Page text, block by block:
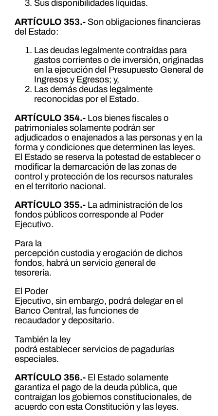
Sus disponibilidades líquidas.
ARTÍCULO 353.- Son obligaciones financieras
del Estado:
Las deudas legalmente contraídas para
gastos corrientes o de inversión, originadas
en la ejecución del Presupuesto General de
Ingresos y Egresos; y,
Las demás deudas legalmente
reconocidas por el Estado.
ARTÍCULO 354.-Los bienes fiscales o
patrimoniales solamente podrán ser
adjudicados o enajenados a las personas y en la
forma y condiciones que determinen las leyes.
El Estado se reserva la potestad de establecer o
modificar la demarcación de las zonas de
control y protección de los recursos naturales
en el territorio nacional.
ARTÍCULO 355.-La administración de los
fondos públicos corresponde al Poder
Ejecutivo.
Para la
percepción custodia y erogación de dichos
fondos, habrá un servicio general de
tesorería.
El Poder
Ejecutivo, sin embargo, podrá delegar en el
Banco Central, las funciones de
recaudador y depositario.
También la ley
podrá establecer servicios de pagadurías
especiales.
ARTÍCULO 356.- El Estado solamente
garantiza el pago de la deuda pública, que
contraigan los gobiernos constitucionales, de
acuerdo con esta Constitución y las leyes.